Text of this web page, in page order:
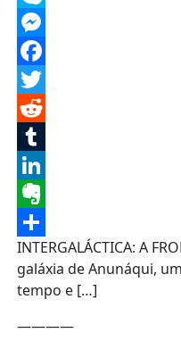
Skype
Messenger
Facebook
Twitter
Reddit
Tumblr
LinkedIn
Evernote
Share
INTERGALÁCTICA: A
galáxia de Anunáqui,
tempo e […]
————